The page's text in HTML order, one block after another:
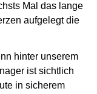
Mal das lange
aufgelegt die
hinter unserem
ist sichtlich
in sicherem